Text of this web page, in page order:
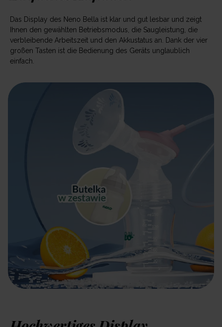
Das Display des Neno Bella ist klar und gut lesbar und zeigt
Ihnen den gewählten Betriebsmodus, die Saugleistung, die
verbleibende Arbeitszeit und den Akkustatus an. Dank der vier
großen Tasten ist die Bedienung des Geräts unglaublich
einfach.